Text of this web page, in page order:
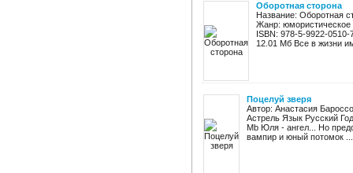
Оборотная сторона
Название: Оборотная
Жанр: юмористическое
ISBN: 978-5-9922-
12.01 Мб Все в жизни
Поцелуй зверя
Автор: Анастасия
Астрель Язык Русский
Mb Юля - ангел... Но
вампир и юный потомок ...